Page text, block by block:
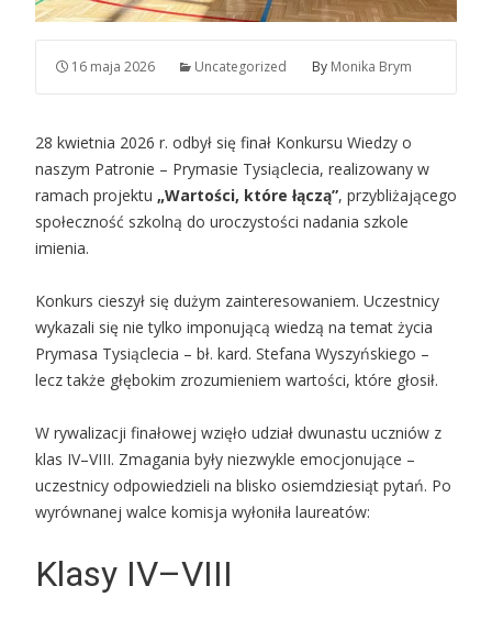
16 maja 2026 Uncategorized By Monika Brym
28 kwietnia 2026 r. odbył się finał Konkursu Wiedzy o
naszym Patronie – Prymasie Tysiąclecia, realizowany w
ramach projektu „Wartości, które łączą”, przybliżającego
społeczność szkolną do uroczystości nadania szkole
imienia.
Konkurs cieszył się dużym zainteresowaniem. Uczestnicy
wykazali się nie tylko imponującą wiedzą na temat życia
Prymasa Tysiąclecia – bł. kard. Stefana Wyszyńskiego –
lecz także głębokim zrozumieniem wartości, które głosił.
W rywalizacji finałowej wzięło udział dwunastu uczniów z
klas IV–VIII. Zmagania były niezwykle emocjonujące –
uczestnicy odpowiedzieli na blisko osiemdziesiąt pytań. Po
wyrównanej walce komisja wyłoniła laureatów:
Klasy IV–VIII